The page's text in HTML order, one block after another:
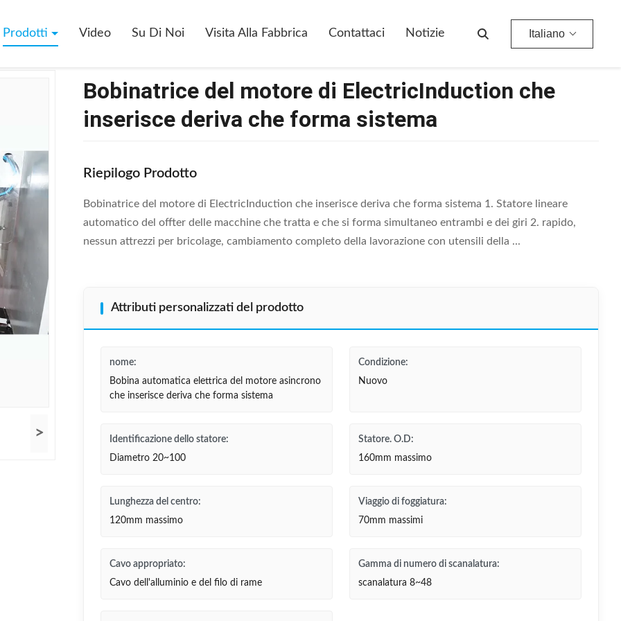
Prodotti Video Su Di Noi Visita Alla Fabbrica Contattaci Notizie Italiano
>
Bobinatrice del motore di ElectricInduction che
inserisce deriva che forma sistema
Riepilogo Prodotto
Bobinatrice del motore di ElectricInduction che inserisce deriva che forma sistema 1. Statore lineare
automatico del offter delle macchine che tratta e che si forma simultaneo entrambi e dei giri 2. rapido,
nessun attrezzi per bricolage, cambiamento completo della lavorazione con utensili della ...
Attributi personalizzati del prodotto
nome:
Bobina automatica elettrica del motore asincrono
che inserisce deriva che forma sistema
Condizione:
Nuovo
Identificazione dello statore:
Diametro 20~100
Statore. O.D:
160mm massimo
Lunghezza del centro:
120mm massimo
Viaggio di foggiatura:
70mm massimi
Cavo appropriato:
Cavo dell'alluminio e del filo di rame
Gamma di numero di scanalatura:
scanalatura 8~48